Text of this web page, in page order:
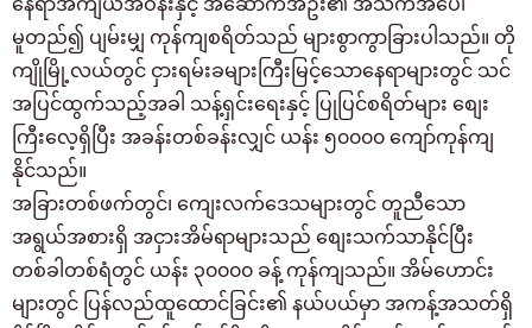
မူတည်၍ ပျမ်းမျှ ကုန်ကျစရိတ်သည် များစွာကွာခြားပါသည်။ တို
ကျိုမြို့လယ်တွင် ငှားရမ်းခများကြီးမြင့်သောနေရာများတွင် သင်
အပြင်ထွက်သည့်အခါ သန့်ရှင်းရေးနှင့် ပြုပြင်စရိတ်များ စျေး
ကြီးလေ့ရှိပြီး အခန်းတစ်ခန်းလျှင် ယန်း ၅၀၀၀၀ ကျော်ကုန်ကျ
နိုင်သည်။
အခြားတစ်ဖက်တွင်၊ ကျေးလက်ဒေသများတွင် တူညီသော
အရွယ်အစားရှိ အငှားအိမ်ရာများသည် စျေးသက်သာနိုင်ပြီး
တစ်ခါတစ်ရံတွင် ယန်း ၃၀၀၀၀ ခန့် ကုန်ကျသည်။ အိမ်ဟောင်း
များတွင် ပြန်လည်ထူထောင်ခြင်း၏ နယ်ပယ်မှာ အကန့်အသတ်ရှိ